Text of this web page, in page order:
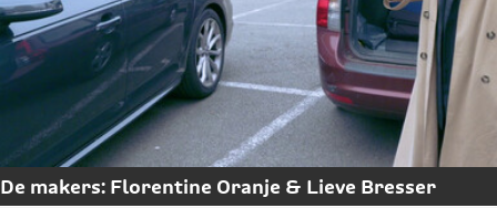
De makers: Florentine Oranje & Lieve Bresser